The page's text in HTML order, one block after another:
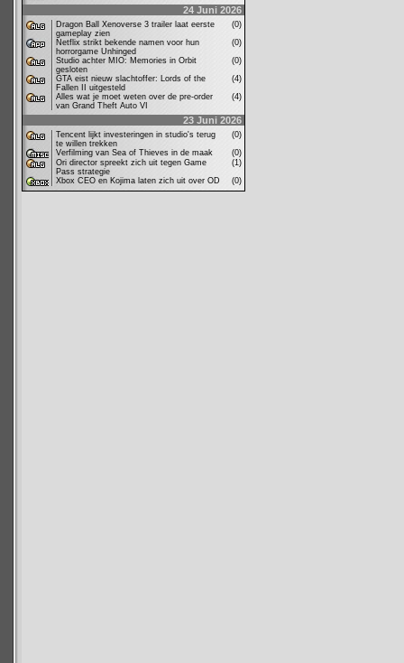
24 Juni 2026
Dragon Ball Xenoverse 3 trailer laat eerste
gameplay zien
(0)
Netflix strikt bekende namen voor hun
horrorgame Unhinged
(0)
Studio achter MIO: Memories in Orbit
gesloten
(0)
GTA eist nieuw slachtoffer: Lords of the
Fallen II uitgesteld
(4)
Alles wat je moet weten over de pre-order
van Grand Theft Auto VI
(4)
23 Juni 2026
Tencent lijkt investeringen in studio's terug
te willen trekken
(0)
Verfilming van Sea of Thieves in de maak
(0)
Ori director spreekt zich uit tegen Game
Pass strategie
(1)
Xbox CEO en Kojima laten zich uit over OD
(0)